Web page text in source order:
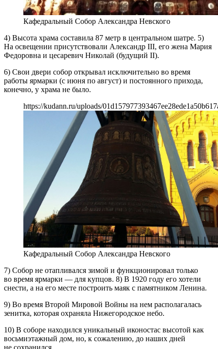
Кафедральный Собор Александра Невского
4) Высота храма составила 87 метр в центральном шатре. 5)
На освещении присутствовали Александр III, его жена Мария
Федоровна и цесаревич Николай (будущий II).
6) Свои двери собор открывал исключительно во время
работы ярмарки (с июня по август) и постоянного прихода,
конечно, у храма не было.
https://kudann.ru/uploads/
Кафедральный Собор Александра Невского
7) Собор не отапливался зимой и функционировал только
во время ярмарки — для купцов. 8) В 1920 году его хотели
снести, а на его месте построить маяк с памятником Ленина.
9) Во время Второй Мировой Войны на нем располагалась
зенитка, которая охраняла Нижегородское небо.
10) В соборе находился уникальный иконостас высотой как
восьмиэтажный дом, но, к сожалению, до наших дней
не сохранился.